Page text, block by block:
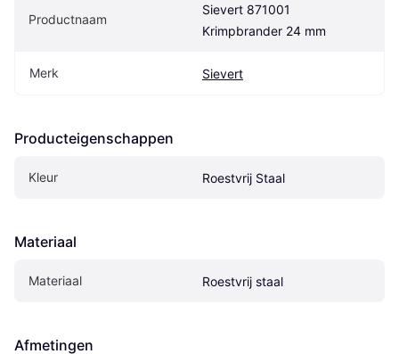
Productnaam
Sievert 871001
Krimpbrander 24 mm
Merk Sievert
Producteigenschappen
Kleur Roestvrij Staal
Materiaal
Materiaal Roestvrij staal
Afmetingen